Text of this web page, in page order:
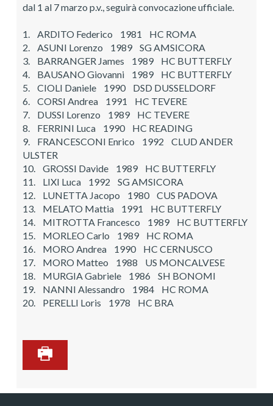
dal 1 al 7 marzo p.v., seguirà convocazione ufficiale.
1. ARDITO Federico 1981 HC ROMA
2. ASUNI Lorenzo 1989 SG AMSICORA
3. BARRANGER James 1989 HC BUTTERFLY
4. BAUSANO Giovanni 1989 HC BUTTERFLY
5. CIOLI Daniele 1990 DSD DUSSELDORF
6. CORSI Andrea 1991 HC TEVERE
7. DUSSI Lorenzo 1989 HC TEVERE
8. FERRINI Luca 1990 HC READING
9. FRANCESCONI Enrico 1992 CLUD ANDER
ULSTER
10. GROSSI Davide 1989 HC BUTTERFLY
11. LIXI Luca 1992 SG AMSICORA
12. LUNETTA Jacopo 1980 CUS PADOVA
13. MELATO Mattia 1991 HC BUTTERFLY
14. MITROTTA Francesco 1989 HC BUTTERFLY
15. MORLEO Carlo 1989 HC ROMA
16. MORO Andrea 1990 HC CERNUSCO
17. MORO Matteo 1988 US MONCALVESE
18. MURGIA Gabriele 1986 SH BONOMI
19. NANNI Alessandro 1984 HC ROMA
20. PERELLI Loris 1978 HC BRA